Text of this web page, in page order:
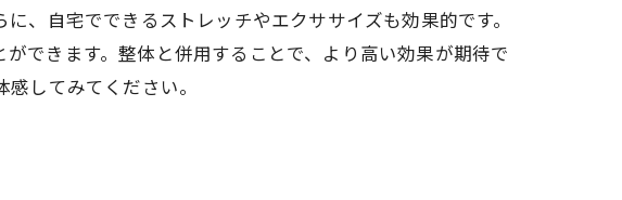
、自宅でできるストレッチやエクササイズも効果的です。
できます。整体と併用することで、より高い効果が期待で
してみてください。